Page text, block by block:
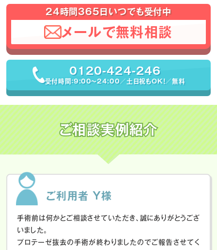
24時間365日いつでも受付中
メールで無料相談
0120-424-246
受付時間：9:00〜24:00／土日祝もOK！／無料
ご相談実例紹介
ご利用者 Y様
手術前は何かとご相談させていただき、誠にありがとうござ
いました。
プロテーゼ抜去の手術が終わりましたのでご報告させてく